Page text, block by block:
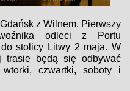
z Wilnem. Pierwszy
odleci z Portu
do stolicy Litwy 2 maja. W
trasie będą się odbywać
czwartki, soboty i